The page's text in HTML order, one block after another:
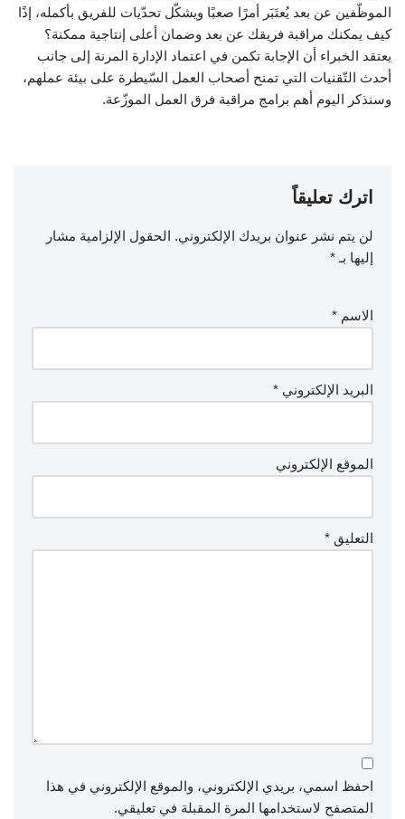
الموظّفين عن بعد يُعتَبَر أمرًا صعبًا ويشكّل تحدّيات للفريق بأكمله، إذًا
كيف يمكنك مراقبة فريقك عن بعد وضمان أعلى إنتاجية ممكنة؟
يعتقد الخبراء أن الإجابة تكمن في اعتماد الإدارة المرنة إلى جانب
أحدث التّقنيات التي تمنح أصحاب العمل السّيطرة على بيئة عملهم،
وسنذكر اليوم أهم برامج مراقبة فرق العمل الموزّعة.
اترك تعليقاً
لن يتم نشر عنوان بريدك الإلكتروني. الحقول الإلزامية مشار
إليها بـ *
الاسم *
البريد الإلكتروني *
الموقع الإلكتروني
التعليق *
احفظ اسمي، بريدي الإلكتروني، والموقع الإلكتروني في هذا
المتصفح لاستخدامها المرة المقبلة في تعليقي.